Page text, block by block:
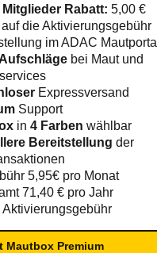
Rabatt: 5,00 €
auf die Aktivierungsgebühr
im ADAC Mautportal
bei Maut und
Expressversand
Support
in 4 Farben wählbar
Bereitstellung der
5,95€ pro Monat
71,40 € pro Jahr
Aktivierungsgebühr
Mautbox Premium